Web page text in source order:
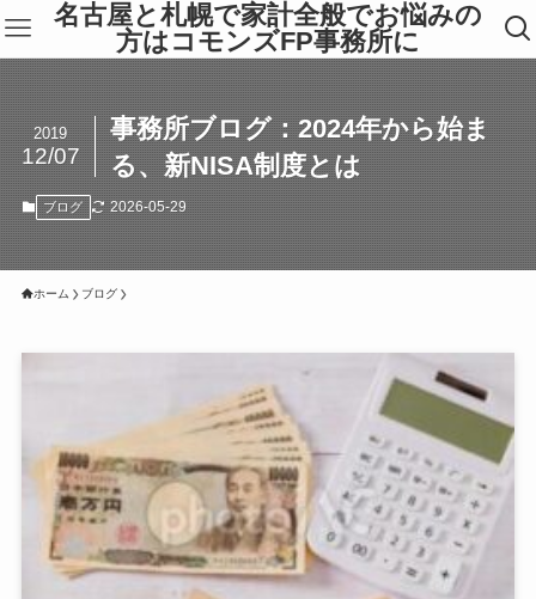
名古屋と札幌で家計全般でお悩みの
方はコモンズFP事務所に
事務所ブログ：2024年から始ま
る、新NISA制度とは
2019
12/07
ブログ 2026-05-29
ホーム ブログ